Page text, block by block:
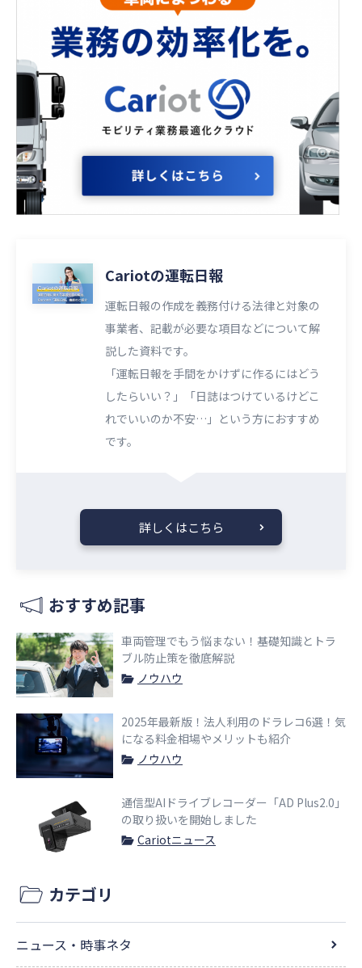
Cariotの運転日報
運転日報の作成を義務付ける法律と対象の
事業者、記載が必要な項目などについて解
説した資料です。
「運転日報を手間をかけずに作るにはどう
したらいい？」「日誌はつけているけどこ
れでいいのか不安…」という方におすすめ
です。
詳しくはこちら
おすすめ記事
車両管理でもう悩まない！基礎知識とトラ
ブル防止策を徹底解説
ノウハウ
2025年最新版！法人利用のドラレコ6選！気
になる料金相場やメリットも紹介
ノウハウ
通信型AIドライブレコーダー「AD Plus2.0」
の取り扱いを開始しました
Cariotニュース
カテゴリ
ニュース・時事ネタ